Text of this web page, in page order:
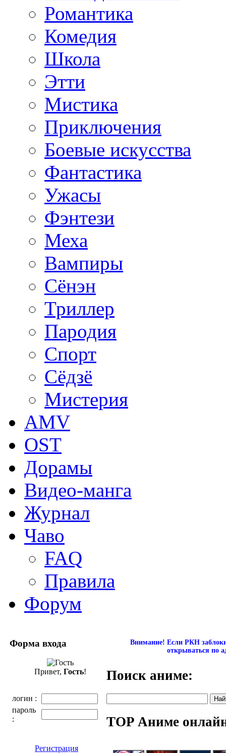
Романтика
Комедия
Школа
Этти
Мистика
Приключения
Боевые искусства
Фантастика
Ужасы
Фэнтези
Меха
Вампиры
Сёнэн
Триллер
Пародия
Спорт
Сёдзё
Мистерия
AMV
OST
Дорамы
Видео-манга
Журнал
Чаво
FAQ
Правила
Форум
Форма входа
Привет, Гость!
логин :
пароль
:
Регистрация
Внимание! Если РКН
открываться по
Поиск аниме:
TOP Аниме